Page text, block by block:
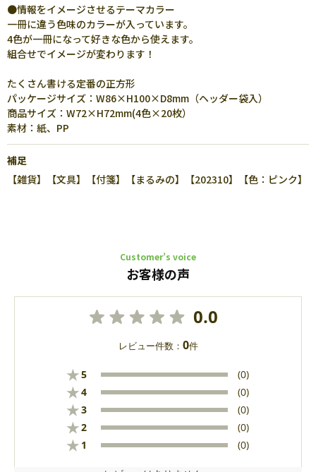
●情報をイメージさせるテーマカラー
一冊に違う色味のカラーが入っています。
4色が一冊になって好きな色から使えます。
組合せでイメージが変わります！
たくさん書ける定番の正方形
パッケージサイズ：W86×H100×D8mm（ヘッダー袋入）
商品サイズ：W72×H72mm(4色×20枚）
素材：紙、PP
補足
【雑貨】【文具】【付箋】【まるみの】【202310】【色：ピンク】
Customer’s voice
お客様の声
0.0
レビュー件数： 0件
★5 (0)
★4 (0)
★3 (0)
★2 (0)
★ 1 (0)